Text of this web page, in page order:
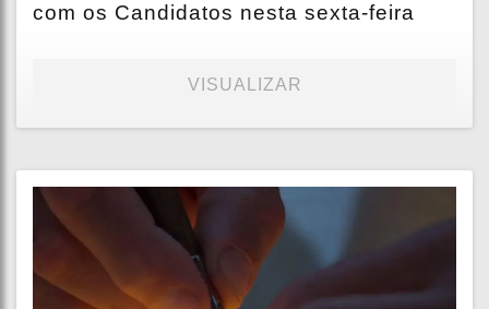
com os Candidatos nesta sexta-feira
VISUALIZAR